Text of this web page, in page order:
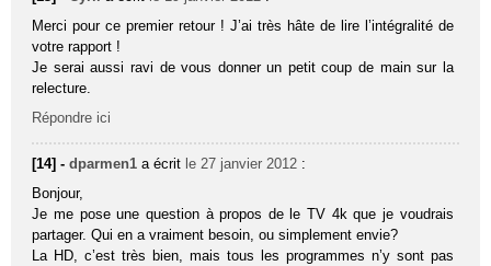
Merci pour ce premier retour ! J’ai très hâte de lire l’intégralité de
votre rapport !
Je serai aussi ravi de vous donner un petit coup de main sur la
relecture.
Répondre ici
[14] -dparmen1 a écrit le 27 janvier 2012 :
Bonjour,
Je me pose une question à propos de le TV 4k que je voudrais
partager. Qui en a vraiment besoin, ou simplement envie?
La HD, c’est très bien, mais tous les programmes n’y sont pas